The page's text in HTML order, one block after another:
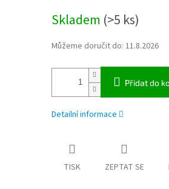
cena:
Skladem (>5 ks)
Můžeme doručit do: 11.8.2026
Přidat do
Detailní informace
TISK ZEPTAT SE